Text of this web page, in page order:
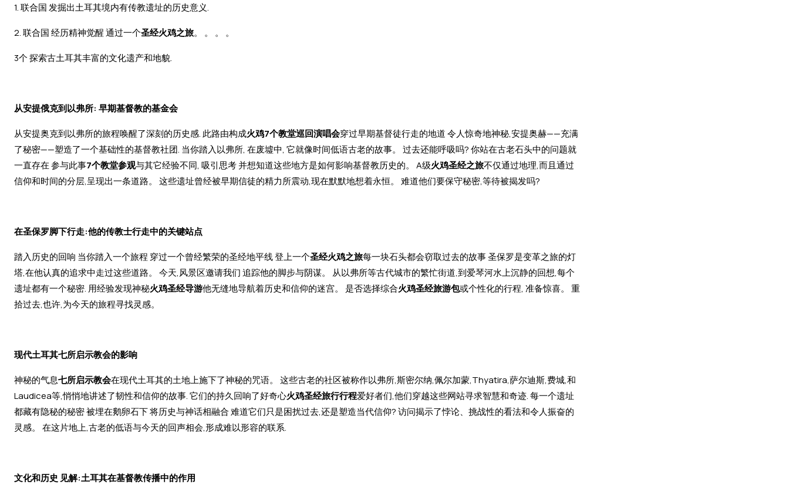
1. 联合国 发掘出土耳其境内有传教遗址的历史意义.
2. 联合国 经历精神觉醒 通过一个圣经火鸡之旅。 。 。 。
3个 探索古土耳其丰富的文化遗产和地貌.
从安提俄克到以弗所: 早期基督教的基金会
从安提奥克到以弗所的旅程唤醒了深刻的历史感. 此路由构成火鸡7个教堂巡回演唱会穿过早期基督徒行走的地道 令人惊奇地神秘,安提奥赫——充满
了秘密——塑造了一个基础性的基督教社团. 当你踏入以弗所, 在废墟中, 它就像时间低语古老的故事。 过去还能呼吸吗? 你站在古老石头中的问题就
一直存在 参与此事7个教堂参观与其它经验不同, 吸引思考 并想知道这些地方是如何影响基督教历史的。 A级火鸡圣经之旅不仅通过地理,而且通过
信仰和时间的分层,呈现出一条道路。 这些遗址曾经被早期信徒的精力所震动,现在默默地想着永恒。 难道他们要保守秘密,等待被揭发吗?
在圣保罗脚下行走:他的传教士行走中的关键站点
踏入历史的回响 当你踏入一个旅程 穿过一个曾经繁荣的圣经地平线 登上一个圣经火鸡之旅每一块石头都会窃取过去的故事 圣保罗是变革之旅的灯
塔,在他认真的追求中走过这些道路。 今天,风景区邀请我们 追踪他的脚步与阴谋。 从以弗所等古代城市的繁忙街道,到爱琴河水上沉静的回想,每个
遗址都有一个秘密. 用经验发现神秘火鸡圣经导游他无缝地导航着历史和信仰的迷宫。 是否选择综合火鸡圣经旅游包或个性化的行程, 准备惊喜。 重
拾过去,也许,为今天的旅程寻找灵感。
现代土耳其七所启示教会的影响
神秘的气息七所启示教会在现代土耳其的土地上施下了神秘的咒语。 这些古老的社区被称作以弗所,斯密尔纳,佩尔加蒙,Thyatira,萨尔迪斯,费城,和
Laudicea等,悄悄地讲述了韧性和信仰的故事. 它们的持久回响了好奇心火鸡圣经旅行行程爱好者们,他们穿越这些网站寻求智慧和奇迹. 每一个遗址
都藏有隐秘的秘密 被埋在鹅卵石下 将历史与神话相融合 难道它们只是困扰过去,还是塑造当代信仰? 访问揭示了悖论、挑战性的看法和令人振奋的
灵感。 在这片地上,古老的低语与今天的回声相会,形成难以形容的联系.
文化和历史 见解:土耳其在基督教传播中的作用